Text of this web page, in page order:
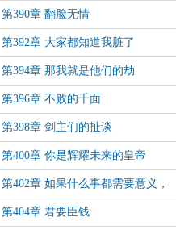
第390章 翻脸无情
第392章 大家都知道我脏了
第394章 那我就是他们的劫
第396章 不败的千面
第398章 剑主们的扯谈
第400章 你是辉耀未来的皇帝
第402章 如果什么事都需要意义，
人会窒息的
第404章 君要臣钱